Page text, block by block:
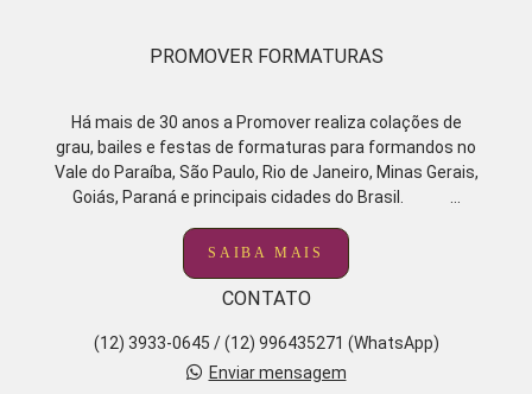
PROMOVER FORMATURAS
Há mais de 30 anos a Promover realiza colações de
grau, bailes e festas de formaturas para formandos no
Vale do Paraíba, São Paulo, Rio de Janeiro, Minas Gerais,
Goiás, Paraná e principais cidades do Brasil. ...
SAIBA MAIS
CONTATO
(12) 3933-0645 / (12) 996435271 (WhatsApp)
Enviar mensagem